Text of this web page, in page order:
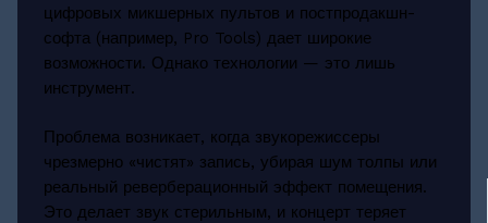
цифровых микшерных пультов и постпродакшн-
софта (например, Pro Tools) дает широкие
возможности. Однако технологии — это лишь
инструмент.
Проблема возникает, когда звукорежиссеры
чрезмерно «чистят» запись, убирая шум толпы или
реальный реверберационный эффект помещения.
Это делает звук стерильным, и концерт теряет